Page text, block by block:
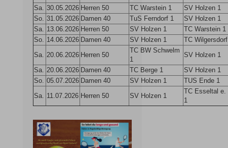
Sa. 30.05.2026 Herren 50 TC Warstein 1
SV Holzen 1
So. 31.05.2026 Damen 40 TuS Ferndorf 1
SV Holzen 1
Sa. 13.06.2026 Herren 50 SV Holzen 1
TC Warstein 1
So. 14.06.2026 Damen 40 SV Holzen 1
TC
Sa. 20.06.2026 Herren 50
TC BW Schwelm
1
SV Holzen 1
Sa. 20.06.2026 Damen 40 TC Berge 1
SV Holzen 1
So. 05.07.2026 Damen 40 SV Holzen 1
TUS Ende 1
Sa. 11.07.2026 Herren 50 SV Holzen 1
TC Esseltal e.
1